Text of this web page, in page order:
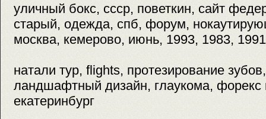
уличный бокс, ссср, поветкин, сайт
старый, одежда, спб, форум,
москва, кемерово, июнь, 1993, 1983, 1991
натали тур, flights, протезирование
ландшафтный дизайн, глаукома, форекс
екатеринбург